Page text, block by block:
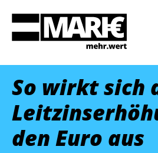
So wirkt sich
den Euro aus